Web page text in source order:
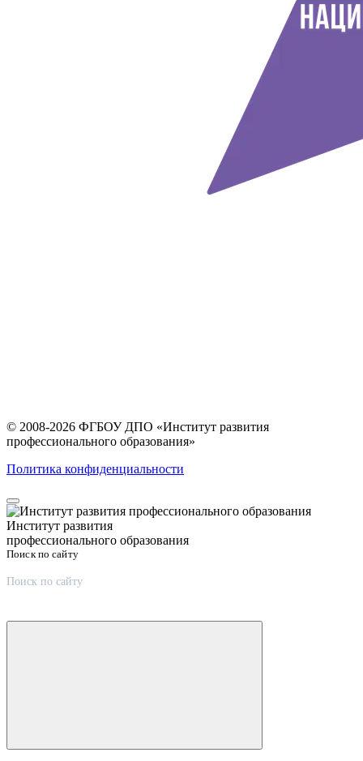
© 2008-2026 ФГБОУ ДПО «Институт развития
профессионального образования»
Политика конфиденциальности
Институт развития
профессионального образования
Поиск по сайту